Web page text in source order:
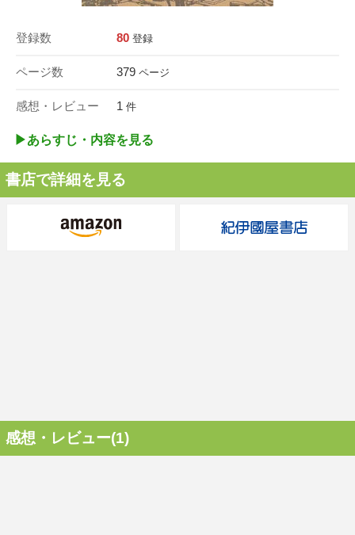
登録数 80 登録
ページ数 379 ページ
感想・レビュー 1 件
▶︎あらすじ・内容を見る
書店で詳細を見る
感想・レビュー(1)